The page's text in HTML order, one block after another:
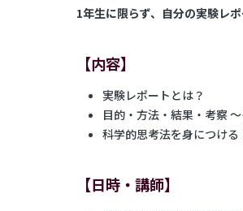
1年生に限らず、自分の実験レ
【内容】
実験レポートとは？
目的・方法・結果・考察
科学的思考法を身につける
【日時・講師】